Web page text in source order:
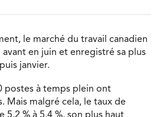
le marché du travail canadien
avant en juin et enregistré sa plus
janvier.
postes à temps plein ont
Mais malgré cela, le taux de